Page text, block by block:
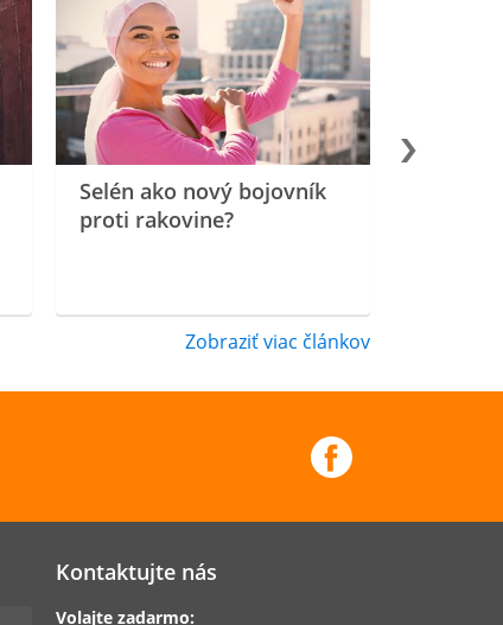
Selén ako nový bojovník
proti rakovine?
Zobraziť viac článkov
Kontaktujte nás
Volajte zadarmo: